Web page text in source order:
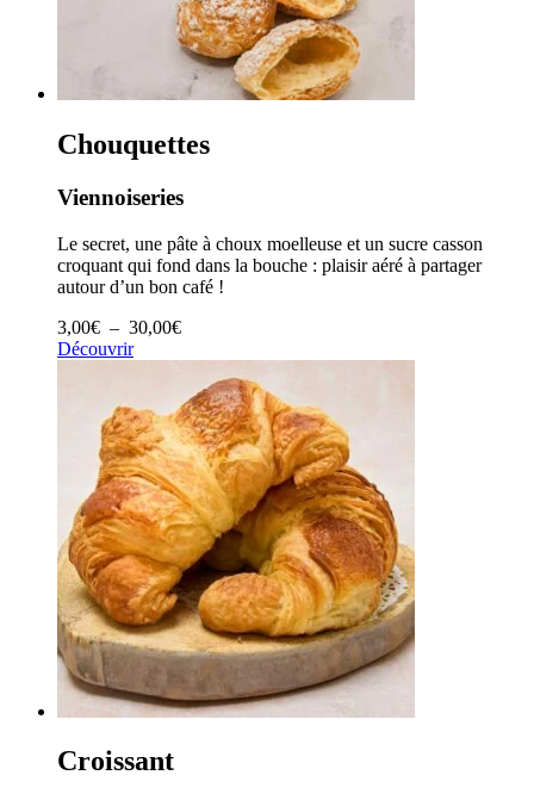
Chouquettes
Viennoiseries
Le secret, une pâte à choux moelleuse et un sucre casson
croquant qui fond dans la bouche : plaisir aéré à partager
autour d’un bon café !
3,00€ – 30,00€Plage
3,00€
à
30,00€
Découvrir
Croissant